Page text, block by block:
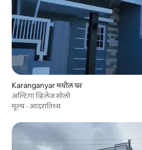
Karanganyar मधील घर
अल्टिगा व्हिलेज सोलो
मूल्य· आदरातिथ्य